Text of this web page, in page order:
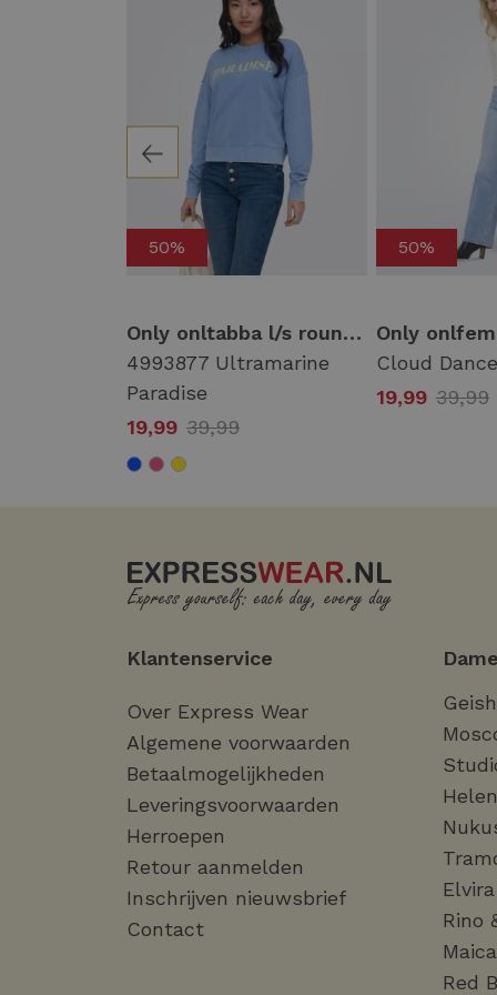
50%
Only onltabba l/s round neck ub swt 15372426 Sweater 4993877 ultramarine paradise
4993877 Ultramarine
Paradise
19,99 39,99
50%
Cloud
19,99 39,99
Klantenservice
Over Express Wear
Algemene voorwaarden
Betaalmogelijkheden
Leveringsvoorwaarden
Herroepen
Retour aanmelden
Inschrijven nieuwsbrief
Contact
Rino
Red